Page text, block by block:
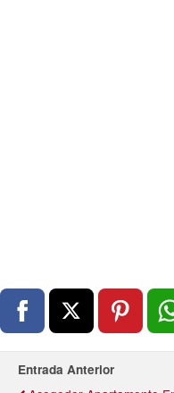
Entrada Anterior